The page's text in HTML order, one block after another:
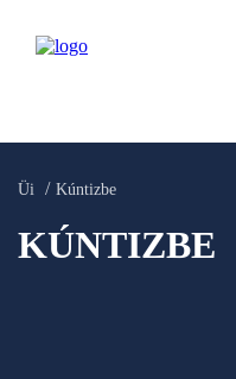
Üi Kúntizbe
KÚNTIZBE